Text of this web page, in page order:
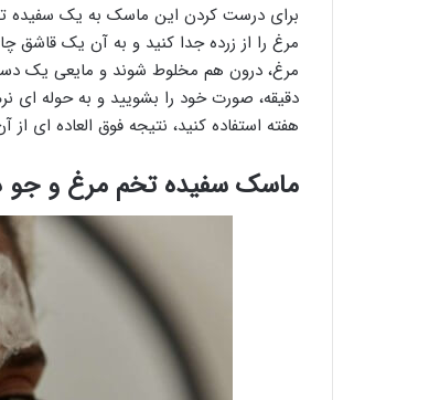
برای درست کردن این ماسک به یک سفیده
مرغ را از زرده جدا کنید و به آن یک
دقیقه، صورت خود را بشویید و به حوله ای
هفته استفاده کنید، نتیجه فوق العاده ای
ماسک سفیده تخم مرغ و جو